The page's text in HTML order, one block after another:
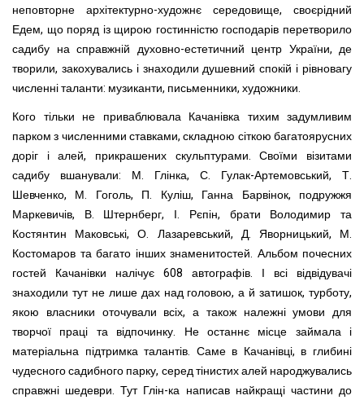
неповторне архітектурно-художнє середовище, своєрідний
Едем, що поряд із щирою гостинністю господарів перетворило
садибу на справжній духовно-естетичний центр України, де
творили, закохувались і знаходили душевний спо­кій і рівновагу
численні таланти: музиканти, письменники, художники.
Кого тільки не приваблювала Качанівка тихим задумли­вим
парком з численними ставками, складною сіткою багато­ярусних
доріг і алей, прикрашених скульптурами. Своїми ві­зитами
садибу вшанували: М. Глінка, С. Гулак-Артемовський, Т.
Шевченко, М. Гоголь, П. Куліш, Ганна Барвінок, подруж­жя
Маркевичів, В. Штернберг, І. Рєпін, брати Володимир та
Костянтин Маковські, О. Лазаревський, Д. Яворницький, М.
Костомаров та багато інших знаменитостей. Альбом по­чесних
гостей Качанівки налічує 608 автографів. І всі відвіду­вачі
знаходили тут не лише дах над головою, а й затишок, тур­боту,
якою власники оточували всіх, а також належні умови для
творчої праці та відпочинку. Не останнє місце займала і
матеріальна підтримка талантів. Саме в Качанівці, в глибині
чудесного садибного парку, се­ред тінистих алей народжувались
справжні шедеври. Тут Глін-ка написав найкращі частини до